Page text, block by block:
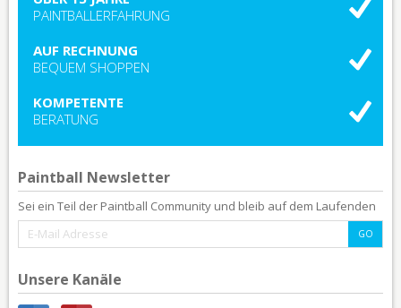
PAINTBALLERFAHRUNG
AUF RECHNUNG
BEQUEM SHOPPEN
KOMPETENTE
BERATUNG
Paintball Newsletter
Sei ein Teil der Paintball Community und bleib auf dem Laufenden
Unsere Kanäle